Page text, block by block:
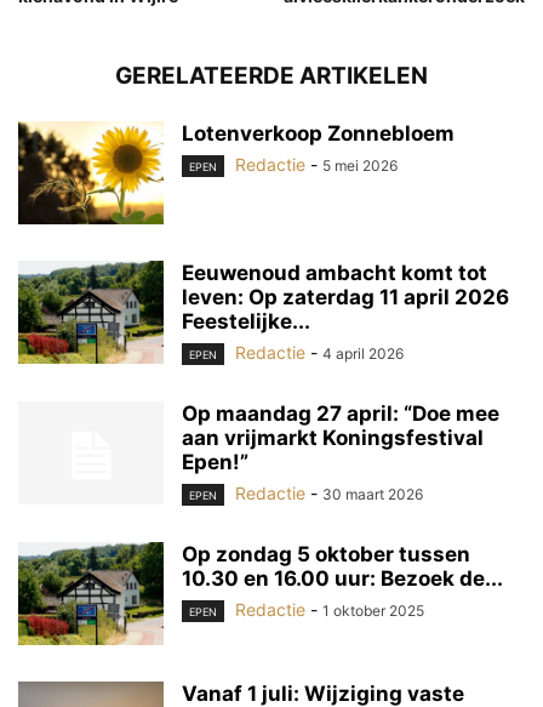
GERELATEERDE ARTIKELEN
Lotenverkoop Zonnebloem
EPEN Redactie - 5 mei 2026
Eeuwenoud ambacht komt tot
leven: Op zaterdag 11 april 2026
Feestelijke...
EPEN Redactie - 4 april 2026
Op maandag 27 april: “Doe mee
aan vrijmarkt Koningsfestival
Epen!”
EPEN Redactie - 30 maart 2026
Op zondag 5 oktober tussen
10.30 en 16.00 uur: Bezoek de...
EPEN Redactie - 1 oktober 2025
Vanaf 1 juli: Wijziging vaste